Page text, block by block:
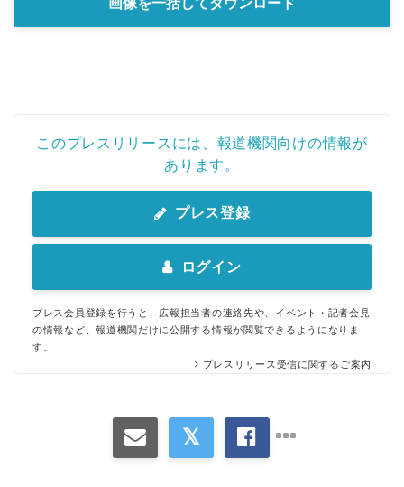
画像を一括してダウンロード
このプレスリリースには、報道機関向けの情報が
あります。
プレス登録
ログイン
プレス会員登録を行うと、広報担当者の連絡先や、イベント・記者会見
の情報など、報道機関だけに公開する情報が閲覧できるようになりま
す。
プレスリリース受信に関するご案内